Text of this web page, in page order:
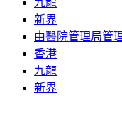
九龍
新界
由醫院管理局管
香港
九龍
新界